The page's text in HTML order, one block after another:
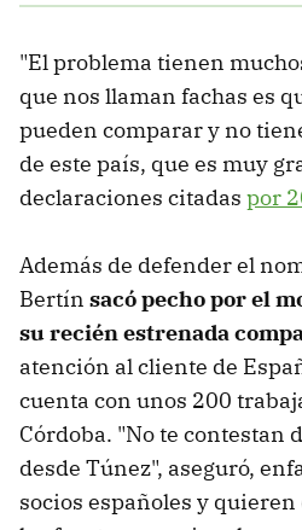
"El problema tienen
que nos llaman fachas es
pueden comparar y no
de este país, que es muy
declaraciones citadas por
Además de defender el
Bertín sacó pecho por el
su recién estrenada
atención al cliente de
cuenta con unos 200
Córdoba. "No te contestan
desde Túnez", aseguró,
socios españoles y